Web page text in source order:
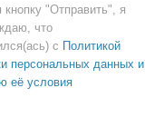
"Отправить", я
что
с Политикой
персональных данных и
её условия